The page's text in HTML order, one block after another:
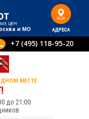
цен
и МО
АДРЕСА
+7 (495) 118-95-20
МЕСТЕ
до 21:00